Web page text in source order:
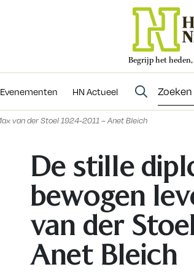
Begrijp het
Evenementen HN Actueel
Evenementen
van der Stoel 1924-2011 – Anet Bleich
De stille
bewogen
van der
Anet Bleich